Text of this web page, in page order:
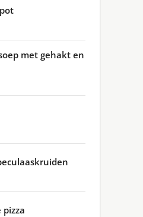
met gehakt en